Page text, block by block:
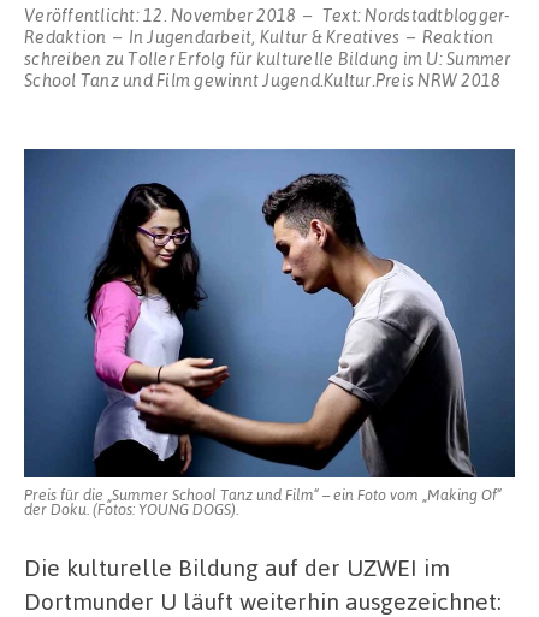
Veröffentlicht: 12. November 2018 Text: Nordstadtblogger-
Redaktion
In Jugendarbeit, Kultur & Kreatives
Reaktion
schreiben zu Toller Erfolg für kulturelle Bildung im U: Summer
School Tanz und Film gewinnt Jugend.Kultur.Preis NRW 2018
Preis für die „Summer School Tanz und Film“ – ein Foto vom „Making Of“
der Doku. (Fotos: YOUNG DOGS).
Die kulturelle Bildung auf der UZWEI im
Dortmunder U läuft weiterhin ausgezeichnet: